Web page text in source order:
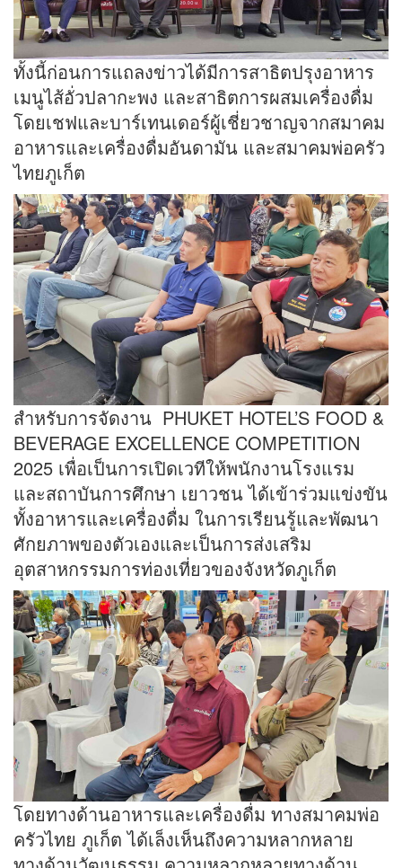
ทั้งนี้ก่อนการแถลงข่าวได้มีการสาธิตปรุงอาหาร
เมนูไส้อั่วปลากะพง และสาธิตการผสมเครื่องดื่ม
โดยเชฟและบาร์เทนเดอร์ผู้เชี่ยวชาญจากสมาคม
อาหารและเครื่องดื่มอันดามัน และสมาคมพ่อครัว
ไทยภูเก็ต
สำหรับการจัดงาน PHUKET HOTEL’S FOOD &
BEVERAGE EXCELLENCE COMPETITION
2025 เพื่อเป็นการเปิดเวทีให้พนักงานโรงแรม
และสถาบันการศึกษา เยาวชน ได้เข้าร่วมแข่งขัน
ทั้งอาหารและเครื่องดื่ม ในการเรียนรู้และพัฒนา
ศักยภาพของตัวเองและเป็นการส่งเสริม
อุตสาหกรรมการท่องเที่ยวของจังหวัดภูเก็ต
โดยทางด้านอาหารและเครื่องดื่ม ทางสมาคมพ่อ
ครัวไทย ภูเก็ต ได้เล็งเห็นถึงความหลากหลาย